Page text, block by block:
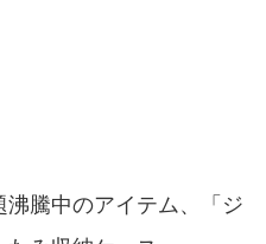
騰中のアイテム、「ジ